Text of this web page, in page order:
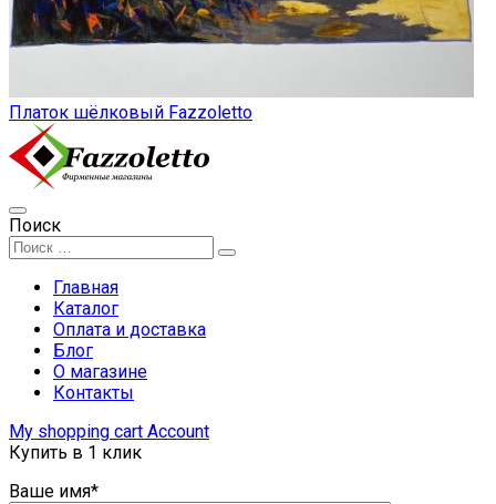
Платок шёлковый Fazzoletto
Поиск
Главная
Каталог
Оплата и доставка
Блог
О магазине
Контакты
My shopping cart Account
Купить в 1 клик
Ваше имя*